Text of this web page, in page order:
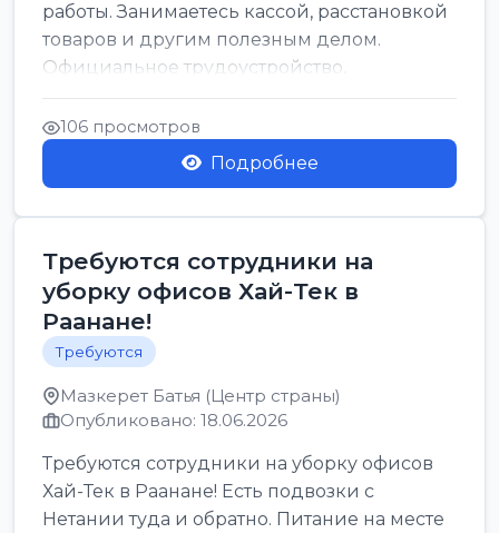
работы. Занимаетесь кассой, расстановкой
товаров и другим полезным делом.
Официальное трудоустройство,
стабильная зарплата от ...
106 просмотров
Подробнее
Требуются сотрудники на
уборку офисов Хай-Тек в
Раанане!
Требуются
Мазкерет Батья (Центр страны)
Опубликовано: 18.06.2026
Требуются сотрудники на уборку офисов
Хай-Тек в Раанане! Есть подвозки с
Нетании туда и обратно. Питание на месте